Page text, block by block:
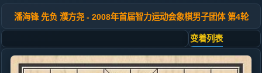
潘海锋 先负 濮方尧 - 2008年首届智力运动会象棋男子团体 第4轮
变着列表